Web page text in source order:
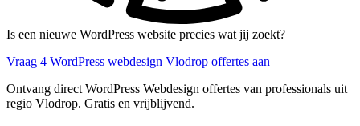
Is een nieuwe WordPress website precies wat jij zoekt?
Vraag 4 WordPress webdesign Vlodrop offertes aan
Ontvang direct WordPress Webdesign offertes van professionals uit
regio Vlodrop. Gratis en vrijblijvend.